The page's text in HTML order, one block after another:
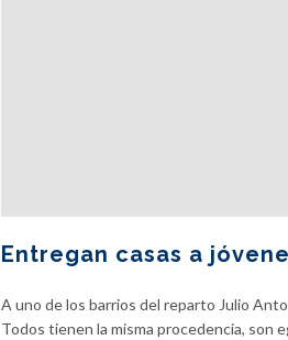
Entregan casas a
A uno de los barrios del reparto Julio
Todos tienen la misma procedencia, son